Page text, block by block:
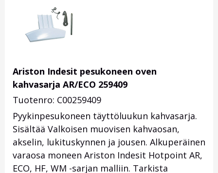
Ariston Indesit pesukoneen oven
kahvasarja AR/ECO 259409
Tuotenro: C00259409
Pyykinpesukoneen täyttöluukun kahvasarja.
Sisältää Valkoisen muovisen kahvaosan,
akselin, lukituskynnen ja jousen. Alkuperäinen
varaosa moneen Ariston Indesit Hotpoint AR,
ECO, HF, WM -sarjan malliin. Tarkista